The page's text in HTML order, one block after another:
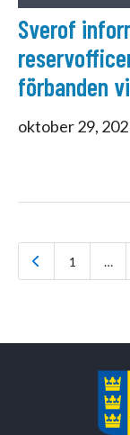
Sverof
förbanden
oktober 29,
1 …